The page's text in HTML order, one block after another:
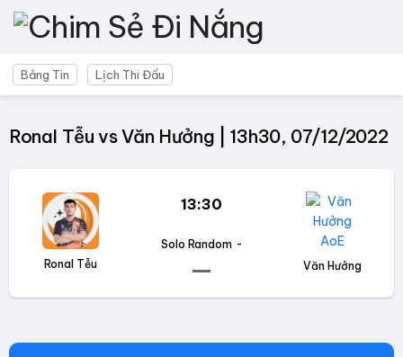
Bảng Tin Lịch Thi Đấu
Ronal Tễu vs Văn Hưởng | 13h30, 07/12/2022
Ronal Tễu
13:30
Solo Random -
Văn Hưởng